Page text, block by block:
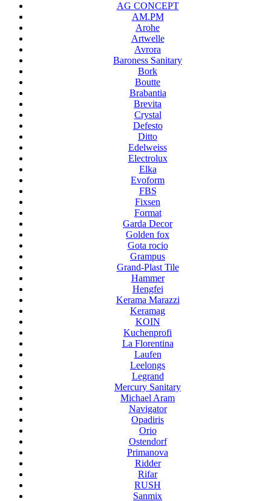
AG CONCEPT
AM.PM
Arohe
Artwelle
Avrora
Baroness Sanitary
Bork
Boutte
Brabantia
Brevita
Crystal
Defesto
Ditto
Edelweiss
Electrolux
Elka
Evoform
FBS
Fixsen
Format
Garda Decor
Golden fox
Gota rocio
Grampus
Grand-Plast Tile
Hammer
Hengfei
Kerama Marazzi
Keramag
KOIN
Kuchenprofi
La Florentina
Laufen
Leelongs
Legrand
Mercury Sanitary
Michael Aram
Navigator
Opadiris
Orio
Ostendorf
Primanova
Ridder
Rifar
RUSH
Sanmix